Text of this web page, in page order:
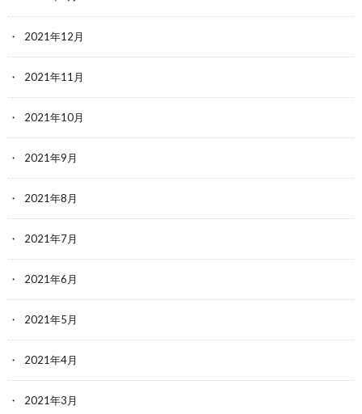
2021年12月
2021年11月
2021年10月
2021年9月
2021年8月
2021年7月
2021年6月
2021年5月
2021年4月
2021年3月